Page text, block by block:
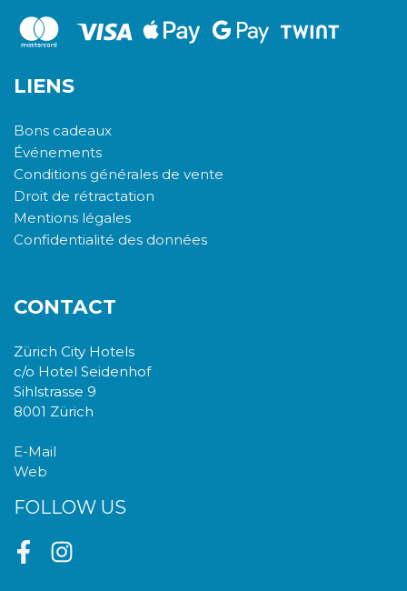
LIENS
Bons cadeaux
Événements
Conditions générales de vente
Droit de rétractation
Mentions légales
Confidentialité des données
CONTACT
Zürich City Hotels
c/o Hotel Seidenhof
Sihlstrasse 9
8001 Zürich
E-Mail
Web
FOLLOW US
FacebookInstagram